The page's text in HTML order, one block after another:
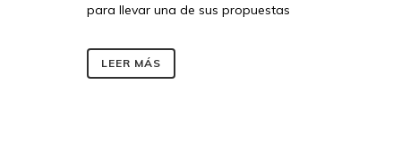
para llevar una de sus propuestas
LEER MÁS